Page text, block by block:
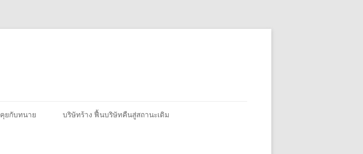
คุยกับทนาย บริษัทร้าง ฟื้นบริษัทคืนสู่สถานะเดิม